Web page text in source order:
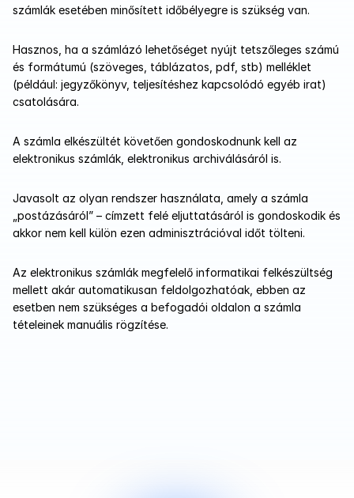
számlák esetében minősített időbélyegre is szükség van.
Hasznos, ha a számlázó lehetőséget nyújt tetszőleges számú
és formátumú (szöveges, táblázatos, pdf, stb) melléklet
(például: jegyzőkönyv, teljesítéshez kapcsolódó egyéb irat)
csatolására.
A számla elkészültét követően gondoskodnunk kell az
elektronikus számlák, elektronikus archiválásáról is.
Javasolt az olyan rendszer használata, amely a számla
„postázásáról” – címzett felé eljuttatásáról is gondoskodik és
akkor nem kell külön ezen adminisztrációval időt tölteni.
Az elektronikus számlák megfelelő informatikai felkészültség
mellett akár automatikusan feldolgozhatóak, ebben az
esetben nem szükséges a befogadói oldalon a számla
tételeinek manuális rögzítése.